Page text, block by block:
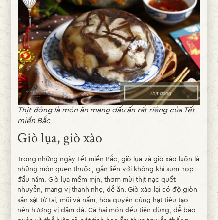
Thịt đông là món ăn mang dấu ấn rất riêng của Tết
miền Bắc
Giò lụa, giò xào
Trong những ngày Tết miền Bắc, giò lụa và giò xào luôn là
những món quen thuộc, gắn liền với không khí sum họp
đầu năm. Giò lụa mềm mịn, thơm mùi thịt nạc quết
nhuyễn, mang vị thanh nhẹ, dễ ăn. Giò xào lại có độ giòn
sần sật từ tai, mũi và nấm, hòa quyện cùng hạt tiêu tạo
nên hương vị đậm đà. Cả hai món đều tiện dùng, dễ bảo